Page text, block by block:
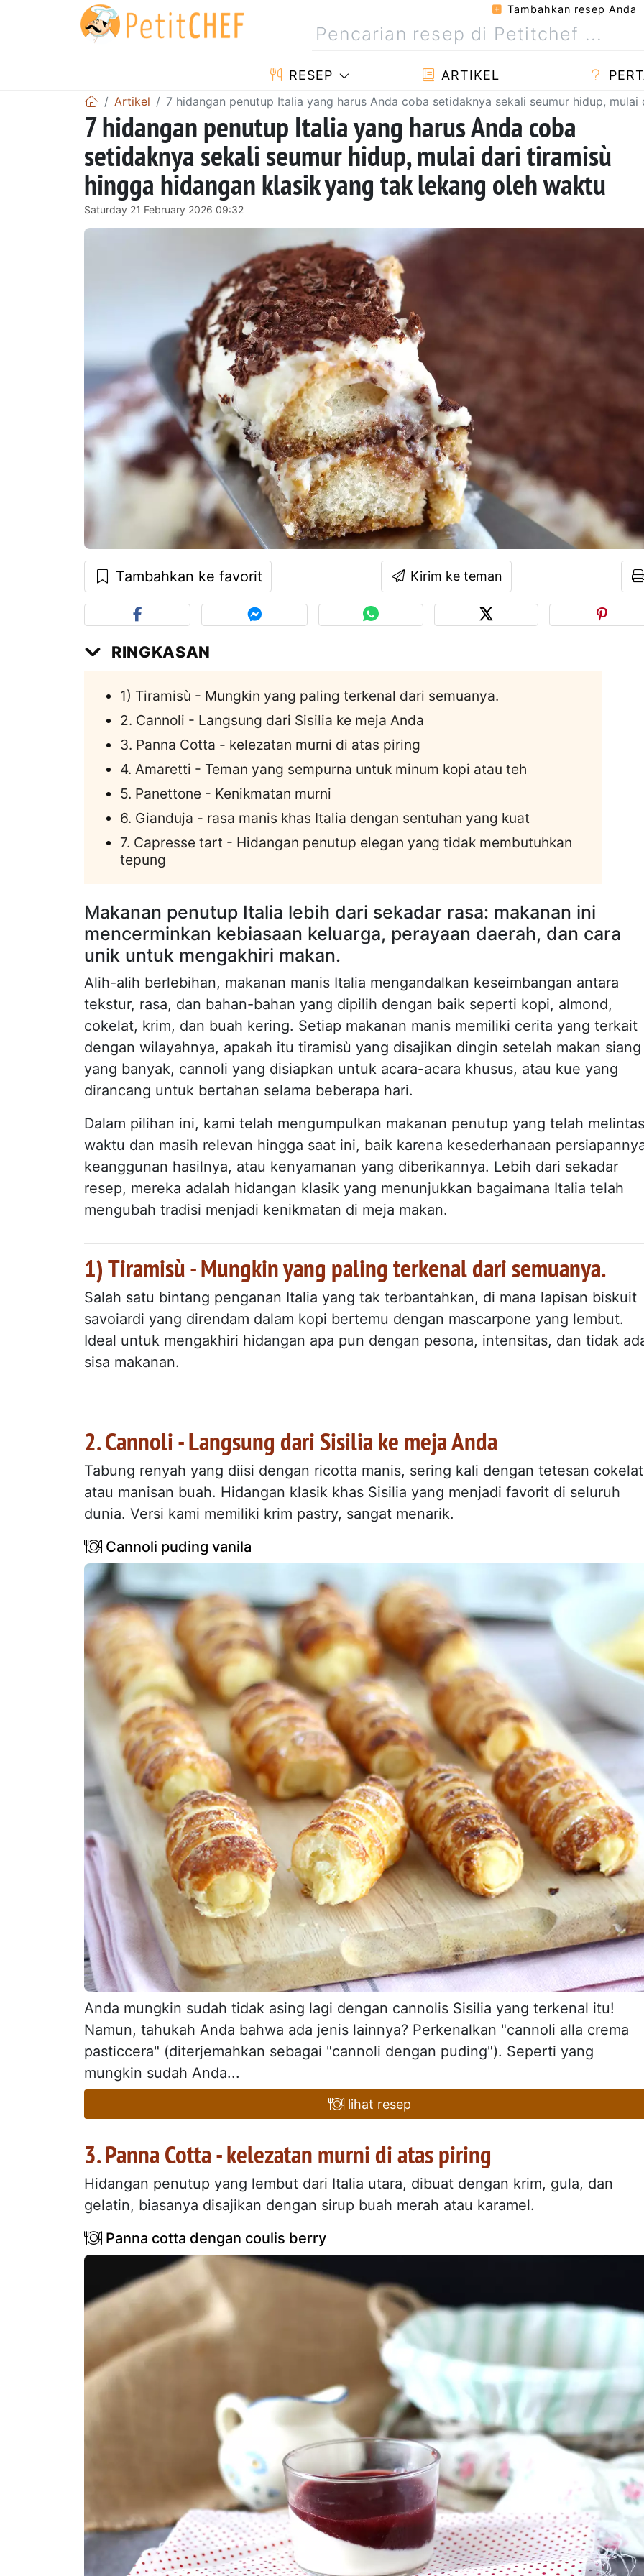
Tambahkan resep Anda
RESEP ARTIKEL
Artikel 7 hidangan penutup Italia yang harus Anda coba setidaknya sekali seumur hidup,
7 hidangan penutup Italia yang harus Anda coba
setidaknya sekali seumur hidup, mulai dari tiramisù
hingga hidangan klasik yang tak lekang oleh waktu
Saturday 21 February 2026 09:32
Tambahkan ke favorit Kirim ke teman
RINGKASAN
1) Tiramisù - Mungkin yang paling terkenal dari semuanya.
2. Cannoli - Langsung dari Sisilia ke meja Anda
3. Panna Cotta - kelezatan murni di atas piring
4. Amaretti - Teman yang sempurna untuk minum kopi atau teh
5. Panettone - Kenikmatan murni
6. Gianduja - rasa manis khas Italia dengan sentuhan yang kuat
7. Capresse tart - Hidangan penutup elegan yang tidak membutuhkan
tepung
Makanan penutup Italia lebih dari sekadar rasa: makanan ini
mencerminkan kebiasaan keluarga, perayaan daerah, dan cara
unik untuk mengakhiri makan.
Alih-alih berlebihan, makanan manis Italia mengandalkan keseimbangan antara
tekstur, rasa, dan bahan-bahan yang dipilih dengan baik seperti kopi, almond,
cokelat, krim, dan buah kering. Setiap makanan manis memiliki cerita yang terkait
dengan wilayahnya, apakah itu tiramisù yang disajikan dingin setelah makan siang
yang banyak, cannoli yang disiapkan untuk acara-acara khusus, atau kue yang
dirancang untuk bertahan selama beberapa hari.
Dalam pilihan ini, kami telah mengumpulkan makanan penutup yang telah
waktu dan masih relevan hingga saat ini, baik karena kesederhanaan
keanggunan hasilnya, atau kenyamanan yang diberikannya. Lebih dari sekadar
resep, mereka adalah hidangan klasik yang menunjukkan bagaimana Italia telah
mengubah tradisi menjadi kenikmatan di meja makan.
1) Tiramisù - Mungkin yang paling terkenal dari semuanya.
Salah satu bintang penganan Italia yang tak terbantahkan, di mana lapisan biskuit
savoiardi yang direndam dalam kopi bertemu dengan mascarpone yang lembut.
Ideal untuk mengakhiri hidangan apa pun dengan pesona, intensitas, dan tidak
sisa makanan.
2. Cannoli - Langsung dari Sisilia ke meja Anda
Tabung renyah yang diisi dengan ricotta manis, sering kali dengan tetesan cokelat
atau manisan buah. Hidangan klasik khas Sisilia yang menjadi favorit di seluruh
dunia. Versi kami memiliki krim pastry, sangat menarik.
Cannoli puding vanila
Anda mungkin sudah tidak asing lagi dengan cannolis Sisilia yang terkenal itu!
Namun, tahukah Anda bahwa ada jenis lainnya? Perkenalkan "cannoli alla crema
pasticcera" (diterjemahkan sebagai "cannoli dengan puding"). Seperti yang
mungkin sudah Anda...
lihat resep
3. Panna Cotta - kelezatan murni di atas piring
Hidangan penutup yang lembut dari Italia utara, dibuat dengan krim, gula, dan
gelatin, biasanya disajikan dengan sirup buah merah atau karamel.
Panna cotta dengan coulis berry